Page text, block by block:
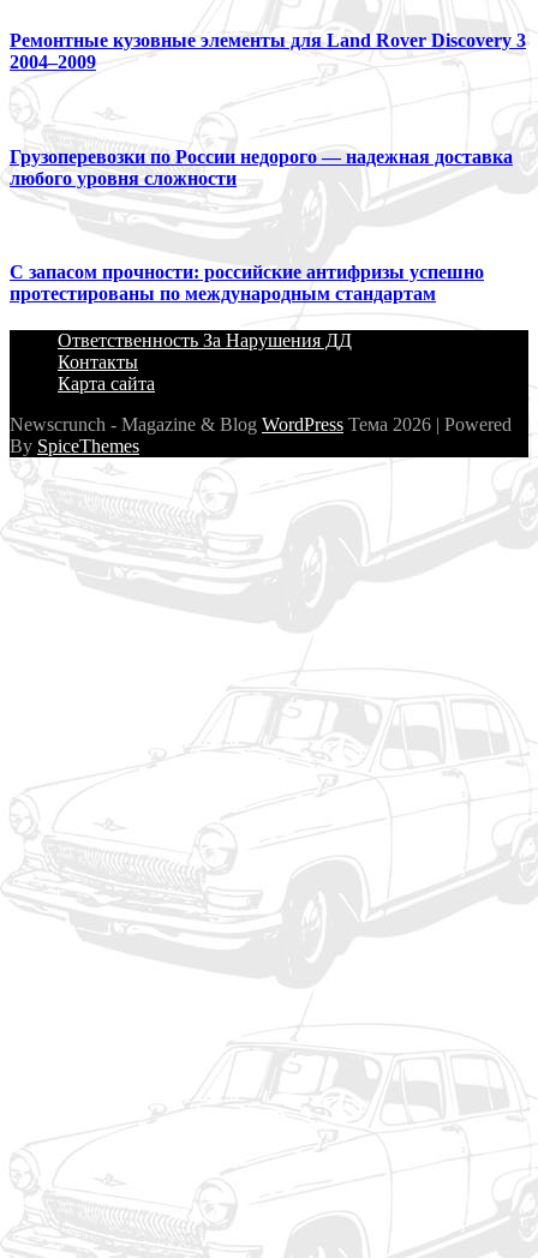
Ремонтные кузовные элементы для Land Rover Discovery 3
2004–2009
Грузоперевозки по России недорого — надежная доставка
любого уровня сложности
С запасом прочности: российские антифризы успешно
протестированы по международным стандартам
Ответственность За Нарушения ДД
Контакты
Карта сайта
Newscrunch - Magazine & Blog WordPress Тема 2026 | Powered
By SpiceThemes